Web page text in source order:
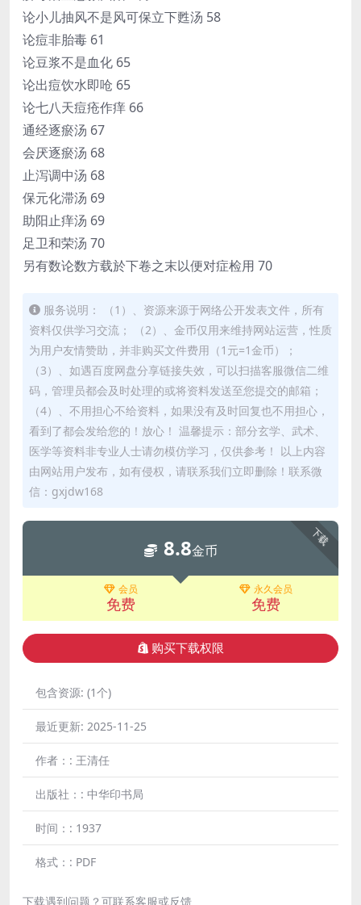
论小儿抽风不是风可保立下甦汤 58
论痘非胎毒 61
论豆浆不是血化 65
论出痘饮水即呛 65
论七八天痘疮作痒 66
通经逐瘀汤 67
会厌逐瘀汤 68
止泻调中汤 68
保元化滞汤 69
助阳止痒汤 69
足卫和荣汤 70
另有数论数方载於下卷之末以便对症检用 70
服务说明： （1）、资源来源于网络公开发表文件，所有
资料仅供学习交流； （2）、金币仅用来维持网站运营，性质
为用户友情赞助，并非购买文件费用（1元=1金币）；
（3）、如遇百度网盘分享链接失效，可以扫描客服微信二维
码，管理员都会及时处理的或将资料发送至您提交的邮箱；
（4）、不用担心不给资料，如果没有及时回复也不用担心，
看到了都会发给您的！放心！ 温馨提示：部分玄学、武术、
医学等资料非专业人士请勿模仿学习，仅供参考！ 以上内容
由网站用户发布，如有侵权，请联系我们立即删除！联系微
信：gxjdw168
下载
8.8金币
会员
免费
永久会员
免费
购买下载权限
包含资源: (1个)
最近更新: 2025-11-25
作者：: 王清任
出版社：: 中华印书局
时间：: 1937
格式：: PDF
下载遇到问题？可联系客服或反馈